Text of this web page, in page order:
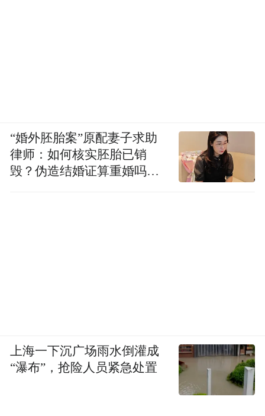
“婚外胚胎案”原配妻子求助
律师：如何核实胚胎已销
毁？伪造结婚证算重婚吗？
上海一下沉广场雨水倒灌成
“瀑布”，抢险人员紧急处置